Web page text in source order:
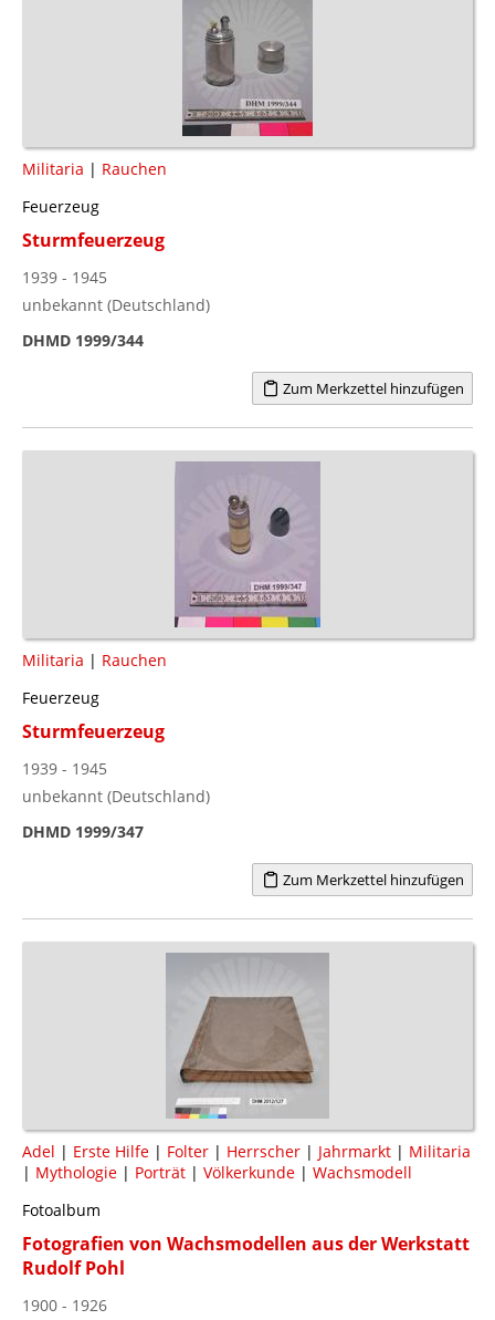
Militaria | Rauchen
Feuerzeug
Sturmfeuerzeug
1939 - 1945
unbekannt (Deutschland)
DHMD 1999/344
Zum Merkzettel hinzufügen
Militaria | Rauchen
Feuerzeug
Sturmfeuerzeug
1939 - 1945
unbekannt (Deutschland)
DHMD 1999/347
Zum Merkzettel hinzufügen
Adel | Erste Hilfe | Folter | Herrscher | Jahrmarkt | Militaria
| Mythologie | Porträt | Völkerkunde | Wachsmodell
Fotoalbum
Fotografien von Wachsmodellen aus der Werkstatt
Rudolf Pohl
1900 - 1926